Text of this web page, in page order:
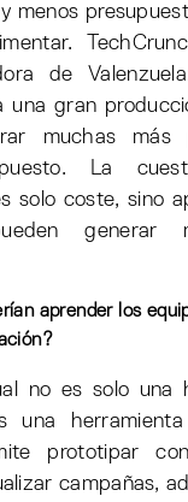
menos
de
una gran
muchas más
La
solo coste, sino
generar
aprender los
no es solo una
una
prototipar
campañas,